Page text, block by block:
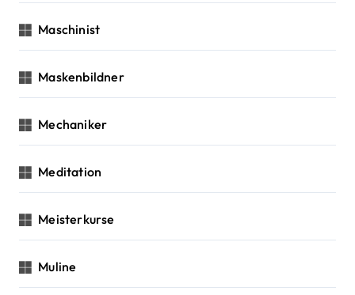
Maschinist
Maskenbildner
Mechaniker
Meditation
Meisterkurse
Muline